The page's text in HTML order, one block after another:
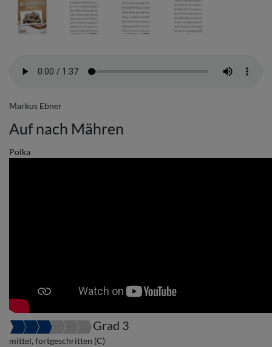
Markus Ebner
Auf nach Mähren
Polka
Grad 3
mittel, fortgeschritten (C)